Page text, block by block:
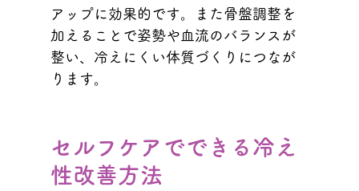
アップに効果的です。また骨盤調整を
加えることで姿勢や血流のバランスが
整い、冷えにくい体質づくりにつなが
ります。
セルフケアでできる冷え
性改善方法